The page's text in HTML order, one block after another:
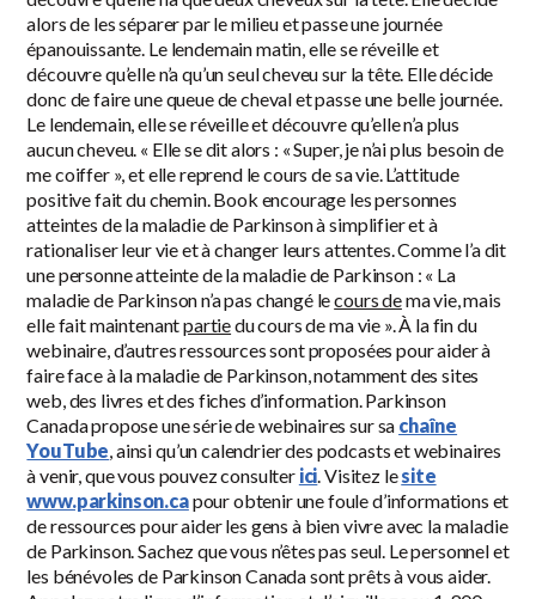
alors de les séparer par le milieu et passe une journée
épanouissante. Le lendemain matin, elle se réveille et
découvre qu’elle n’a qu’un seul cheveu sur la tête. Elle décide
donc de faire une queue de cheval et passe une belle journée.
Le lendemain, elle se réveille et découvre qu’elle n’a plus
aucun cheveu. « Elle se dit alors : « Super, je n’ai plus besoin de
me coiffer », et elle reprend le cours de sa vie. L’attitude
positive fait du chemin. Book encourage les personnes
atteintes de la maladie de Parkinson à simplifier et à
rationaliser leur vie et à changer leurs attentes. Comme l’a dit
une personne atteinte de la maladie de Parkinson : « La
maladie de Parkinson n’a pas changé lecours dema vie, mais
elle fait maintenantpartiedu cours de ma vie ». À la fin du
webinaire, d’autres ressources sont proposées pour aider à
faire face à la maladie de Parkinson, notamment des sites
web, des livres et des fiches d’information. Parkinson
Canada propose une série de webinaires sur sa chaîne
YouTube , ainsi qu’un calendrier des podcasts et webinaires
à venir, que vous pouvez consulter ici . Visitez lesite
www.parkinson.capour obtenir une foule d’informations et
de ressources pour aider les gens à bien vivre avec la maladie
de Parkinson. Sachez que vous n’êtes pas seul. Le personnel et
les bénévoles de Parkinson Canada sont prêts à vous aider.